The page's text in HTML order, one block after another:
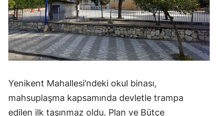
Yenikent Mahallesi’ndeki okul binası,
mahsuplaşma kapsamında devletle trampa
edilen ilk taşınmaz oldu. Plan ve Bütçe